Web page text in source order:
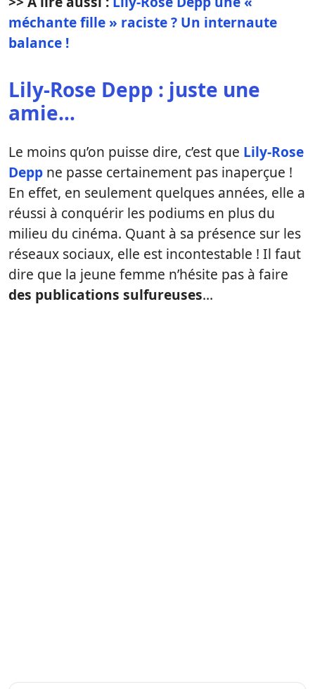
méchante fille » raciste ? Un internaute
balance !
Lily-Rose Depp : juste une
amie…
Le moins qu’on puisse dire, c’est que Lily-Rose
Depp ne passe certainement pas inaperçue !
En effet, en seulement quelques années, elle a
réussi à conquérir les podiums en plus du
milieu du cinéma. Quant à sa présence sur les
réseaux sociaux, elle est incontestable ! Il faut
dire que la jeune femme n’hésite pas à faire
des publications sulfureuses…